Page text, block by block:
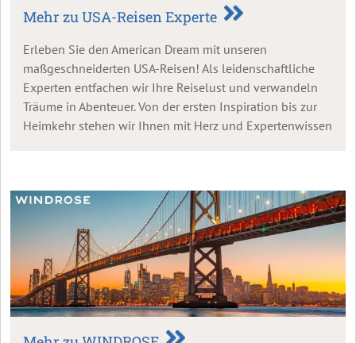
Mehr zu USA-Reisen Experte
Erleben Sie den American Dream mit unseren
maßgeschneiderten USA-Reisen! Als leidenschaftliche
Experten entfachen wir Ihre Reiselust und verwandeln
Träume in Abenteuer. Von der ersten Inspiration bis zur
Heimkehr stehen wir Ihnen mit Herz und Expertenwissen